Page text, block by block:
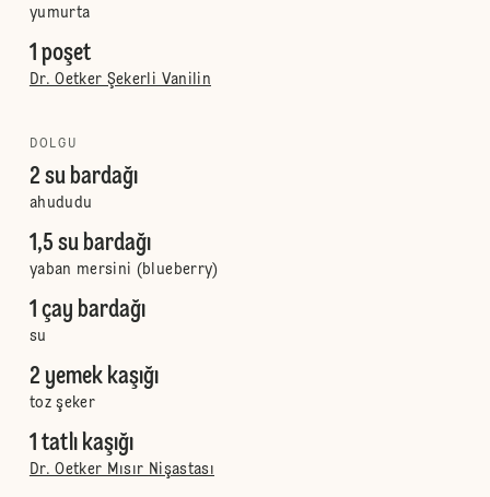
yumurta
1 poşet
Dr. Oetker Şekerli Vanilin
DOLGU
2 su bardağı
ahududu
1,5 su bardağı
yaban mersini (blueberry)
1 çay bardağı
su
2 yemek kaşığı
toz şeker
1 tatlı kaşığı
Dr. Oetker Mısır Nişastası